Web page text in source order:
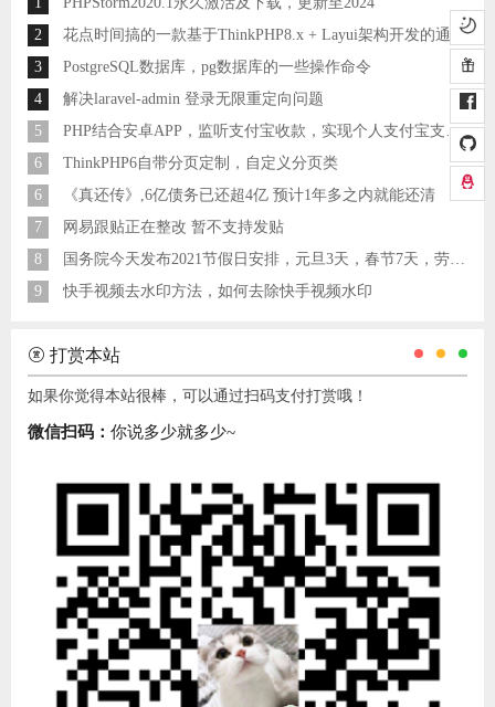
2
花点时间搞的一款基于ThinkPHP8.x + Layui架构开发的通用后台管理系统
3
PostgreSQL数据库，pg数据库的一些操作命令
4
解决laravel-admin 登录无限重定向问题
5
PHP结合安卓APP，监听支付宝收款，实现个人支付宝支付接口
6
ThinkPHP6自带分页定制，自定义分页类
6
《真还传》,6亿债务已还超4亿 预计1年多之内就能还清
7
网易跟贴正在整改 暂不支持发贴
8
国务院今天发布2021节假日安排，元旦3天，春节7天，劳动节5天
9
快手视频去水印方法，如何去除快手视频水印
打赏本站
如果你觉得本站很棒，可以通过扫码支付打赏哦！
微信扫码： 你说多少就多少~